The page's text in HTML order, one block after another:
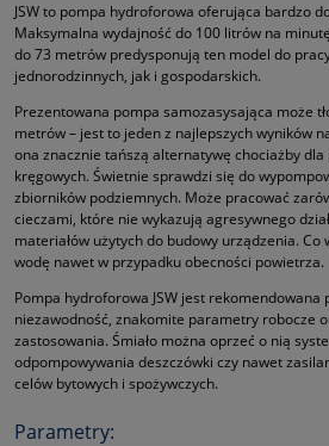
JSW to pompa hydroforowa oferująca bardzo
Maksymalna wydajność do 100 litrów na
do 73 metrów predysponują ten model do
jednorodzinnych, jak i gospodarskich.
Prezentowana pompa samozasysająca może
metrów – jest to jeden z najlepszych wyników
ona znacznie tańszą alternatywę chociażby dla
kręgowych. Świetnie sprawdzi się do
zbiorników podziemnych. Może pracować
cieczami, które nie wykazują agresywnego
materiałów użytych do budowy urządzenia. Co
wodę nawet w przypadku obecności powietrza.
Pompa hydroforowa JSW jest rekomendowana
niezawodność, znakomite parametry robocze
zastosowania. Śmiało można oprzeć o nią
odpompowywania deszczówki czy nawet
celów bytowych i spożywczych.
Parametry: